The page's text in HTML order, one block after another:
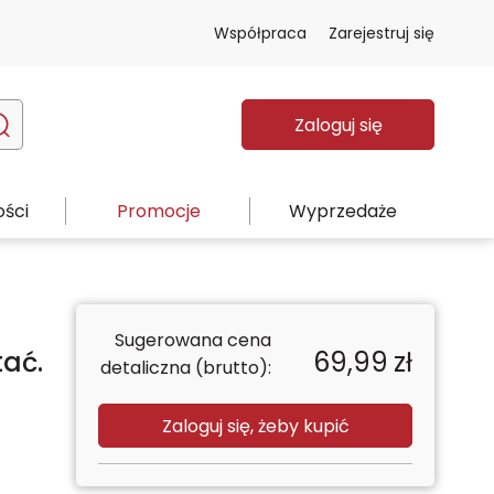
Współpraca Zarejestruj się
Zaloguj się
Promocje Wyprzedaże
Sugerowana cena
detaliczna (brutto):
69,99 zł
Zaloguj się, żeby kupić